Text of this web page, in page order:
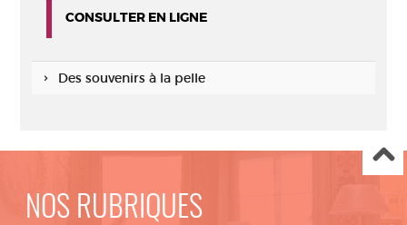
CONSULTER EN LIGNE
Des souvenirs à la pelle
NOS RUBRIQUES